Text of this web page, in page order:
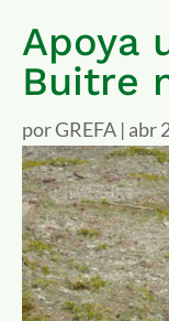
Apoya
Buitre
porGREFA | abr